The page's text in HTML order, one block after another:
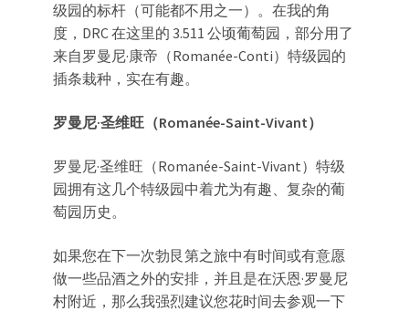
级园的标杆（可能都不用之一）。在我的角
度，DRC 在这里的 3.511 公顷葡萄园，部分用了
来自罗曼尼·康帝（Romanée-Conti）特级园的
插条栽种，实在有趣。
罗曼尼·圣维旺（Romanée-Saint-Vivant）
罗曼尼·圣维旺（Romanée-Saint-Vivant）特级
园拥有这几个特级园中着尤为有趣、复杂的葡
萄园历史。
如果您在下一次勃艮第之旅中有时间或有意愿
做一些品酒之外的安排，并且是在沃恩·罗曼尼
村附近，那么我强烈建议您花时间去参观一下